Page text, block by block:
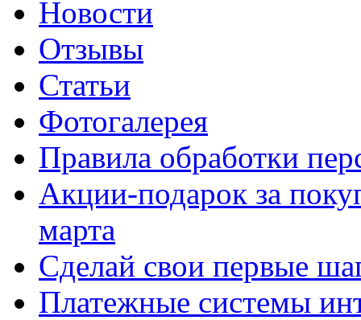
Новости
Отзывы
Статьи
Фотогалерея
Правила обработки
Акции-подарок за
марта
Сделай свои первые
Платежные системы